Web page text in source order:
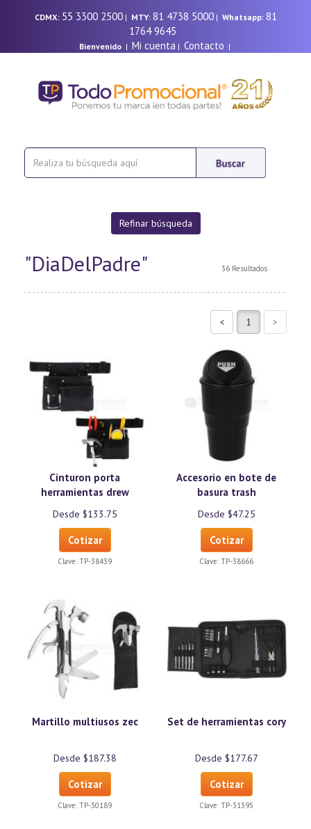
CDMX: 55 3300 2500| MTY: 81 4738 5000| Whatsapp: 81
1764 9645
Bienvenido| Mi cuenta | Contacto |
Refinar búsqueda
"DiaDelPadre" 36 Resultados
Cinturon porta
herramientas drew
Desde $133.75
Cotizar
Clave: TP-38439
Accesorio en bote de
basura trash
Desde $47.25
Cotizar
Clave: TP-38666
Martillo multiusos zec
Desde $187.38
Cotizar
Clave: TP-30189
Set de herramientas cory
Desde $177.67
Cotizar
Clave: TP-31395